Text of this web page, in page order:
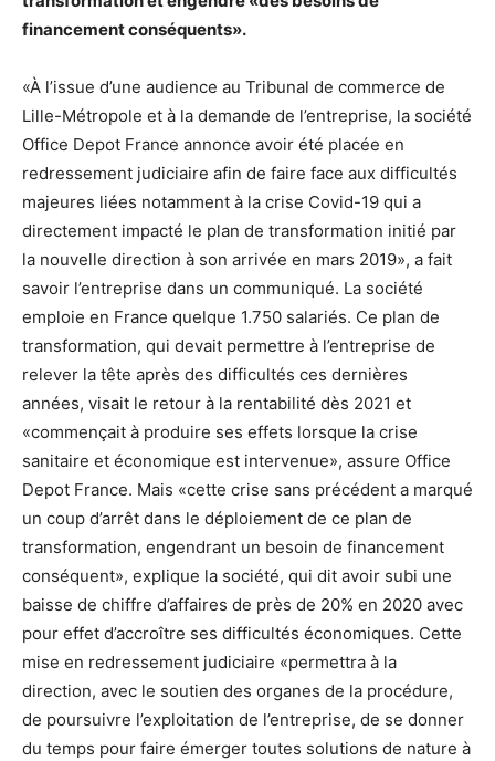
financement conséquents».
«À l’issue d’une audience au Tribunal de commerce de
Lille-Métropole et à la demande de l’entreprise, la société
Office Depot France annonce avoir été placée en
redressement judiciaire afin de faire face aux difficultés
majeures liées notamment à la crise Covid-19 qui a
directement impacté le plan de transformation initié par
la nouvelle direction à son arrivée en mars 2019», a fait
savoir l’entreprise dans un communiqué. La société
emploie en France quelque 1.750 salariés. Ce plan de
transformation, qui devait permettre à l’entreprise de
relever la tête après des difficultés ces dernières
années, visait le retour à la rentabilité dès 2021 et
«commençait à produire ses effets lorsque la crise
sanitaire et économique est intervenue», assure Office
Depot France. Mais «cette crise sans précédent a marqué
un coup d’arrêt dans le déploiement de ce plan de
transformation, engendrant un besoin de financement
conséquent», explique la société, qui dit avoir subi une
baisse de chiffre d’affaires de près de 20% en 2020 avec
pour effet d’accroître ses difficultés économiques. Cette
mise en redressement judiciaire «permettra à la
direction, avec le soutien des organes de la procédure,
de poursuivre l’exploitation de l’entreprise, de se donner
du temps pour faire émerger toutes solutions de nature à